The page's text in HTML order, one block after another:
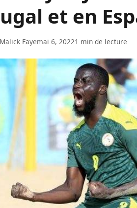
et en
Fayemai 6, 20221 min de lecture